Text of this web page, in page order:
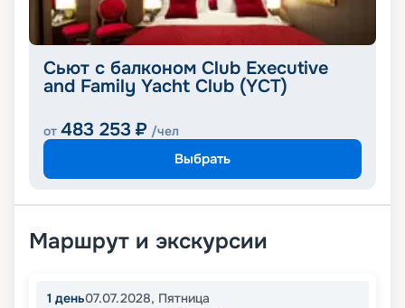
Сьют с балконом Club Executive
and Family Yacht Club (YCT)
от 483 253 ₽ /чел
Выбрать
Маршрут и экскурсии
1 день07.07.2028, Пятница